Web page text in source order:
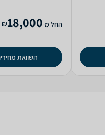
החל מ-18,000
₪
השוואת